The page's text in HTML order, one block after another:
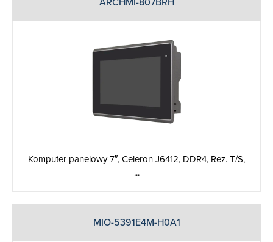
ARCHMI-807BRH
Komputer panelowy 7″, Celeron J6412, DDR4, Rez. T/S,
...
MIO-5391E4M-H0A1